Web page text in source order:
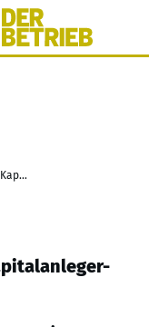
OLG Celle gibt Porsche im Kapitalanleger-Musterverfahren Recht